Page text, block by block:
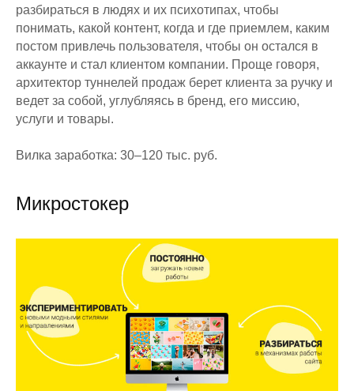
разбираться в людях и их психотипах, чтобы
понимать, какой контент, когда и где приемлем, каким
постом привлечь пользователя, чтобы он остался в
аккаунте и стал клиентом компании. Проще говоря,
архитектор туннелей продаж берет клиента за ручку и
ведет за собой, углубляясь в бренд, его миссию,
услуги и товары.
Вилка заработка: 30–120 тыс. руб.
Микростокер